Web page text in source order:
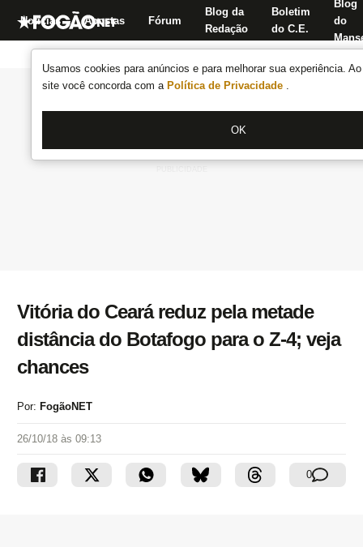
Usamos cookies para anúncios e para melhorar sua experiência.
site você concorda com a Política de Privacidade .
OK
Notícias Apostas Fórum
Blog da
Redação
Boletim
do C.E.
Blog
do
Vitória do Ceará reduz pela metade
distância do Botafogo para o Z-4; veja
chances
Por: FogãoNET
26/10/18 às 09:13
0